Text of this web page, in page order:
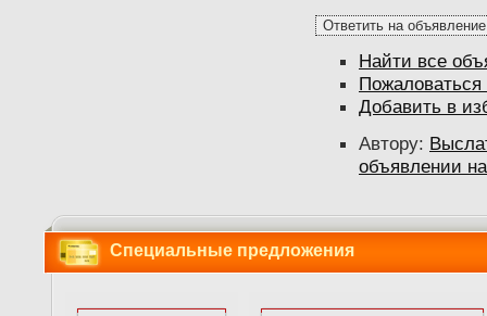
Найти все
Добавить в
Автору:
объявлении
Специальные предложения